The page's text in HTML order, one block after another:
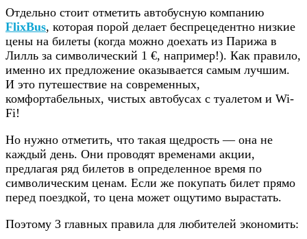
Отдельно стоит отметить автобусную компанию
FlixBus, которая порой делает беспрецедентно низкие
цены на билеты (когда можно доехать из Парижа в
Лилль за символический 1 €, например!). Как правило,
именно их предложение оказывается самым лучшим.
И это путешествие на современных,
комфортабельных, чистых автобусах с туалетом и Wi-
Fi!
Но нужно отметить, что такая щедрость — она не
каждый день. Они проводят временами акции,
предлагая ряд билетов в определенное время по
символическим ценам. Если же покупать билет прямо
перед поездкой, то цена может ощутимо вырастать.
Поэтому 3 главных правила для любителей экономить: